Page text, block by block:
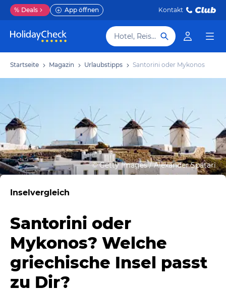
% Deals App öffnen Kontakt
Hotel, Reiseziel
Startseite Magazin Urlaubstipps Santorini oder Mykonos
©Getty Images / Alexander Spatari
Inselvergleich
Santorini oder
Mykonos? Welche
griechische Insel passt
zu Dir?